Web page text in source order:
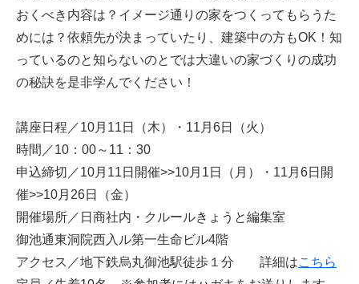
おくべき内容は？イメージ通りの家をつくってもらうた
めには？依頼先が決まっていたり、建築中の方もOK！知
っているのと知らないのとでは大違いの家づくりの成功
の秘訣を是非学んでください！
講座日程／10月11日（木）・11月6日（火）
時間／10：00～11：30
申込締切／10月11日開催>>10月1日（月）・11月6日開
催>>10月26日（金）
開催場所／日商社内・クルールきょうと編集室
御池通東洞院西入ル第一生命ビル4階
アクセス／地下鉄烏丸御池駅徒歩１分 詳細はこちら